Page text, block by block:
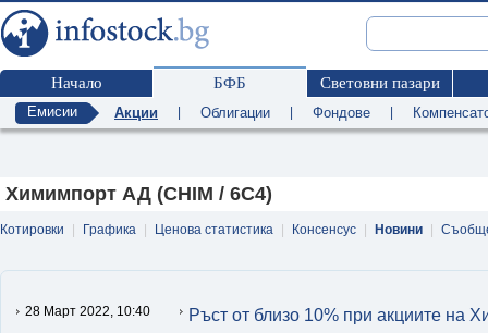
Начало БФБ Световни пазари
Емисии Акции Облигации Фондове
Химимпорт АД (CHIM / 6C4)
Котировки Графика Ценова статистика Консенсус Новини
28 Март 2022, 10:40 Ръст от близо 10% при акциите на